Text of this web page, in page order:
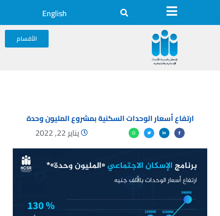
English
الأقسام
ارتفاع أسعار الوحدات السكنية بمشروع المليون وحدة
يناير 22, 2022